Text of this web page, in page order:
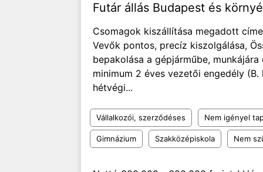
Futár állás Budapest és
Csomagok kiszállítása megadott
Vevők pontos, precíz kiszolgálása,
bepakolása a gépjárműbe,
minimum 2 éves vezetői engedély
hétvégi...
Vállalkozói, szerződéses Nem igényel
Gimnázium Szakközépiskola Nem